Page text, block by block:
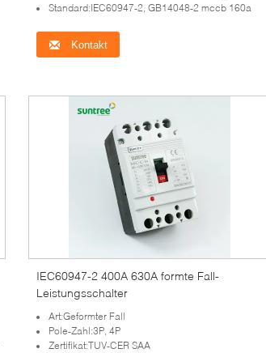
Standard:IEC60947-2, GB14048-2 mccb 160a
Kontakt
IEC60947-2 400A 630A formte Fall-
Leistungsschalter
Art:Geformter Fall
Pole-Zahl:3P, 4P
Zertifikat:TUV-CER SAA